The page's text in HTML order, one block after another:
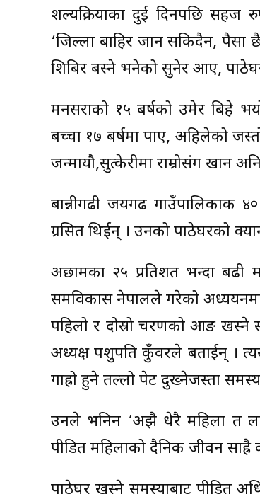
शल्यक्रियाका दुई दिनपछि
‘जिल्ला बाहिर जान सकिदैन, पैसा
शिबिर बस्ने भनेको सुनेर आए,
मनसराको १५ बर्षको उमेर बिहे
बच्चा १७ बर्षमा पाए, अहिलेको
जन्मायौ,सुत्केरीमा राम्रोसंग खान
बान्नीगढी जयगढ गाउँपालिकाकी
ग्रसित थिईन् । उनको पाठेघरको
अछामका २५ प्रतिशत भन्दा बढी
समविकास नेपालले गरेको
पहिलो र दोस्रो चरणको आङ
अध्यक्ष पशुपति कुँवरले बताईन् ।
गाह्रो हुने तल्लो पेट दुख्नेजस्ता
उनले भनिन ‘अझै धेरै महिला त
पीडित महिलाको दैनिक जीवन साह्रै